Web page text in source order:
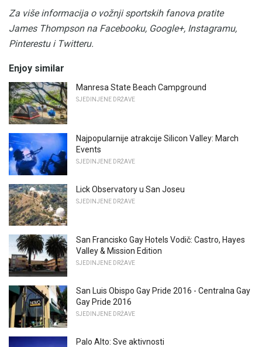
Za više informacija o vožnji sportskih fanova pratite
James Thompson na Facebooku, Google+, Instagramu,
Pinterestu i Twitteru.
Enjoy similar
Manresa State Beach Campground
SJEDINJENE DRŽAVE
Najpopularnije atrakcije Silicon Valley: March
Events
SJEDINJENE DRŽAVE
Lick Observatory u San Joseu
SJEDINJENE DRŽAVE
San Francisko Gay Hotels Vodič: Castro, Hayes
Valley & Mission Edition
SJEDINJENE DRŽAVE
San Luis Obispo Gay Pride 2016 - Centralna Gay
Gay Pride 2016
SJEDINJENE DRŽAVE
Palo Alto: Sve aktivnosti